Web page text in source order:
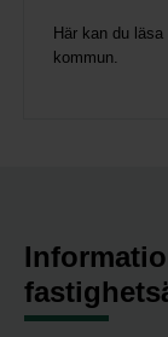
Här kan du
kommun.